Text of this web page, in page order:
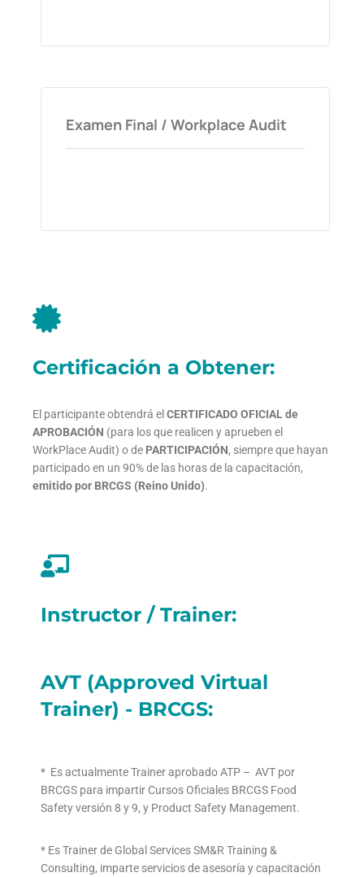
Examen Final / Workplace Audit
Certificación a Obtener:
El participante obtendrá el CERTIFICADO OFICIAL de
APROBACIÓN (para los que realicen y aprueben el
WorkPlace Audit) o de PARTICIPACIÓN, siempre que hayan
participado en un 90% de las horas de la capacitación,
emitido por BRCGS (Reino Unido).
Instructor / Trainer:
AVT (Approved Virtual
Trainer) - BRCGS:
* Es actualmente Trainer aprobado ATP – AVT por
BRCGS para impartir Cursos Oficiales BRCGS Food
Safety versión 8 y 9, y Product Safety Management.
* Es Trainer de Global Services SM&R Training &
Consulting, imparte servicios de asesoría y capacitación